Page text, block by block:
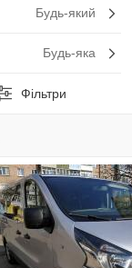
Будь-який
Будь-яка
Фільтри